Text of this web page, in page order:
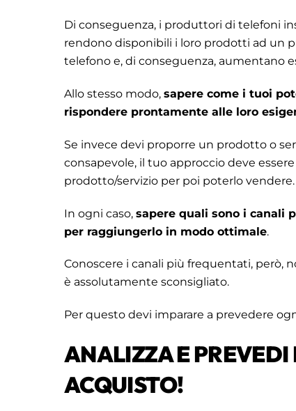
Di conseguenza, i produttori di telefoni
rendono disponibili i loro prodotti ad un
telefono e, di conseguenza, aumentano
Allo stesso modo, sapere come i tuoi
rispondere prontamente alle loro
Se invece devi proporre un prodotto o
consapevole, il tuo approccio deve
prodotto/servizio per poi poterlo vendere.
In ogni caso, sapere quali sono i canali
per raggiungerlo in modo ottimale.
Conoscere i canali più frequentati, però,
è assolutamente sconsigliato.
Per questo devi imparare a prevedere
ANALIZZA E PREVEDI
ACQUISTO!